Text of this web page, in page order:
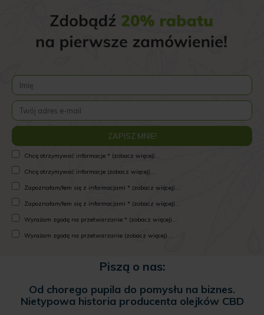
Chcę otrzymywać informacje * (zobacz więcej)...
Chcę otrzymywać informacje (zobacz więcej)...
Zapoznałam/łem się z informacjami * (zobacz więcej)...
Zapoznałam/łem się z informacjami * (zobacz więcej)...
Wyrażam zgodę na przetwarzanie * (zobacz więcej)...
Wyrażam zgodę na przetwarzanie (zobacz więcej)...
Piszą o nas:
Od chorego pupila do pomysłu na biznes.
Nietypowa historia producenta olejków CBD